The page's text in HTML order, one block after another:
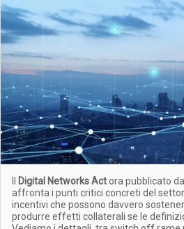
Digital Networks Actora pubblicato
affronta i punti critici concreti del
incentivi che possono davvero
produrre effetti collaterali se le